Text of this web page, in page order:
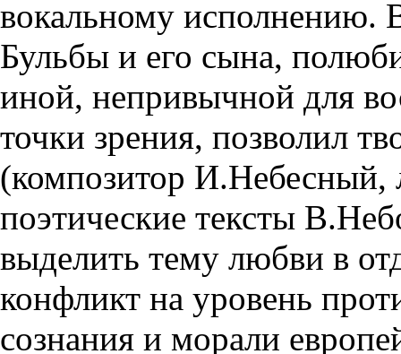
вокальному исполнению.
Бульбы и его сына,
иной, непривычной для
точки зрения, позволил
(композитор
поэтические тексты
выделить тему любви в
конфликт на уровень
сознания и морали